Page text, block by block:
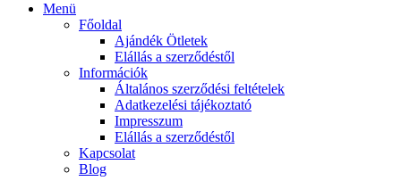
Menü
Főoldal
Ajándék Ötletek
Elállás a szerződéstől
Információk
Általános szerződési feltételek
Adatkezelési tájékoztató
Impresszum
Elállás a szerződéstől
Kapcsolat
Blog